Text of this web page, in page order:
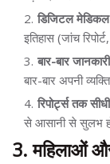
डिजिटल मेडिकल
इतिहास (जांच
बार-बार
बार-बार अपनी
रिपोर्ट्स तक
से आसानी से सुलभ
3. महिलाओं